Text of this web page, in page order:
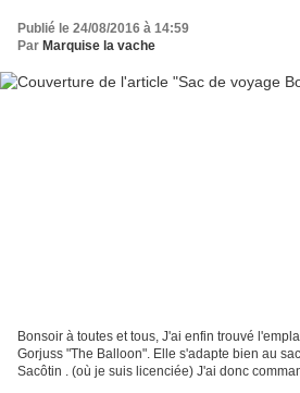
Publié le 24/08/2016 à 14:59
Par Marquise la vache
Bonsoir à toutes et tous, J'ai enfin trouvé
Gorjuss "The Balloon". Elle s'adapte bien au
Sacôtin . (où je suis licenciée) J'ai donc